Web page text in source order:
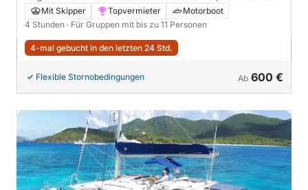
Motorboot
Mit Skipper Topvermieter
Motorboot
4 Stunden · Für Gruppen mit bis zu 11 Personen
4-mal gebucht in den letzten 24 Std.
Flexible Stornobedingungen Ab 600 €